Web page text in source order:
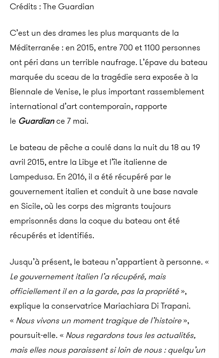
Crédits : The Guardian
C’est un des drames les plus marquants de la
Méditerranée : en 2015, entre 700 et 1100 personnes
ont péri dans un terrible naufrage. L’épave du bateau
marquée du sceau de la tragédie sera exposée à la
Biennale de Venise, le plus important rassemblement
international d’art contemporain, rapporte
le Guardiance 7 mai.
Le bateau de pêche a coulé dans la nuit du 18 au 19
avril 2015, entre la Libye et l’île italienne de
Lampedusa. En 2016, il a été récupéré par le
gouvernement italien et conduit à une base navale
en Sicile, où les corps des migrants toujours
emprisonnés dans la coque du bateau ont été
récupérés et identifiés.
Jusqu’à présent, le bateau n’appartient à personne. «
Le gouvernement italien l’a récupéré, mais
officiellement il en a la garde, pas la propriété»,
explique la conservatrice Mariachiara Di Trapani.
« Nous vivons un moment tragique de l’histoire»,
poursuit-elle. « Nous regardons tous les actualités,
mais elles nous paraissent si loin de nous : quelqu’un